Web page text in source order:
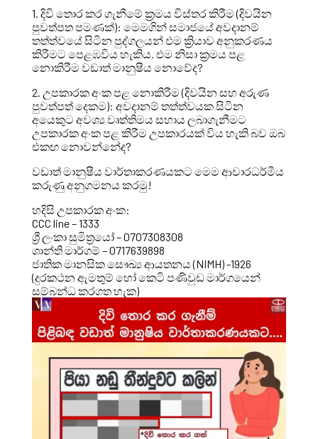
1. දිවි තොර කර ගැනීමේ ක්‍රමය විස්තර කිරීම (දිවයින
පුවත්පත පමණක්): මෙමගින් සමාජයේ අවදානම්
තත්ත්වයේ සිටින පුද්ගලයන් එම ක්‍රියාව අනුකරණය
කිරීමට පෙළඹවිය හැකිය. එම නිසා ක්‍රමය පළ
නොකිරීම වඩාත් මානුෂීය නොවේද?
2. උපකාරක අංක පළ නොකිරීම (දිවයින සහ අරුණ
පුවත්පත් දෙකම): අවදානම් තත්ත්වයක සිටින
අයෙකුට අවශ්‍ය වෘත්තිමය සහාය ලබාගැනීමට
උපකාරක අංක පළ කිරීම උපකාරයක් විය හැකි බව ඔබ
එකඟ නොවන්නේද?
වඩාත් මානුෂීය වාර්තාකරණයකට මෙම ආචාරධර්මීය
කරුණු අනුගමනය කරමු!
හදිසි උපකාරක අංක:
CCC line – 1333
ශ්‍රී ලංකා සුමිත්‍රයෝ – 0707308308
ශාන්ති මාර්ගම් – 0717639898
ජාතික මානසික සෞඛ්‍ය ආයතනය (NIMH) -1926
(දුරකථන ඇමතුම් හෝ කෙටි පණිවුඩ මාර්ගයෙන්
සම්බන්ධ කරගත හැක)